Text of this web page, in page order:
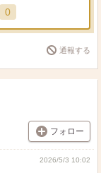
0
通報する
フォロー
2026/5/3 10:02